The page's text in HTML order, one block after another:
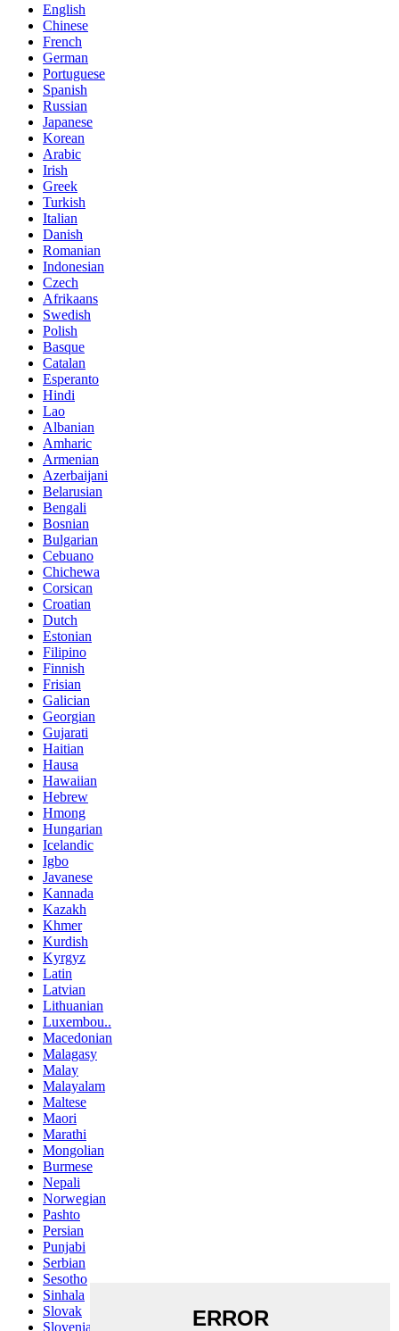
English
Chinese
French
German
Portuguese
Spanish
Russian
Japanese
Korean
Arabic
Irish
Greek
Turkish
Italian
Danish
Romanian
Indonesian
Czech
Afrikaans
Swedish
Polish
Basque
Catalan
Esperanto
Hindi
Lao
Albanian
Amharic
Armenian
Azerbaijani
Belarusian
Bengali
Bosnian
Bulgarian
Cebuano
Chichewa
Corsican
Croatian
Dutch
Estonian
Filipino
Finnish
Frisian
Galician
Georgian
Gujarati
Haitian
Hausa
Hawaiian
Hebrew
Hmong
Hungarian
Icelandic
Igbo
Javanese
Kannada
Kazakh
Khmer
Kurdish
Kyrgyz
Latin
Latvian
Lithuanian
Luxembou..
Macedonian
Malagasy
Malay
Malayalam
Maltese
Maori
Marathi
Mongolian
Burmese
Nepali
Norwegian
Pashto
Persian
Punjabi
Serbian
Sesotho
Sinhala
Slovak
Slovenian